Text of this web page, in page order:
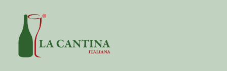
Zum Hauptinhalt springen